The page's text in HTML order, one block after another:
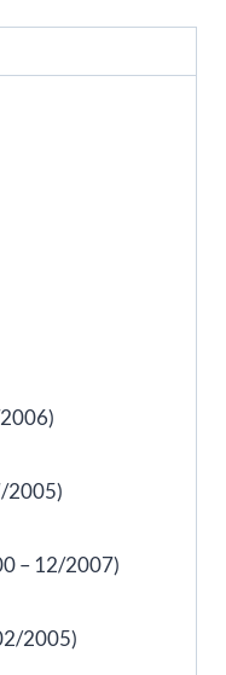
2005)
– 12/2007)
2005)